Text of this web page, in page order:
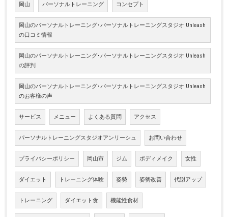
岡山 パーソナルトレーニング コンセプト
岡山のパーソナルトレーニング･パーソナルトレーニングスタジオ Unleash
の口コミ情報
岡山のパーソナルトレーニング･パーソナルトレーニングスタジオ Unleash
の評判
岡山のパーソナルトレーニング･パーソナルトレーニングスタジオ Unleash
のお客様の声
サービス メニュー よくある質問 アクセス
パーソナルトレーニングスタジオアンリーシュ お問い合わせ
プライバシーポリシー 岡山市 ジム ボディメイク 女性
ダイエット トレーニング体験 姿勢 姿勢改善 代謝アップ
トレーニング ダイエット食 機能性食材